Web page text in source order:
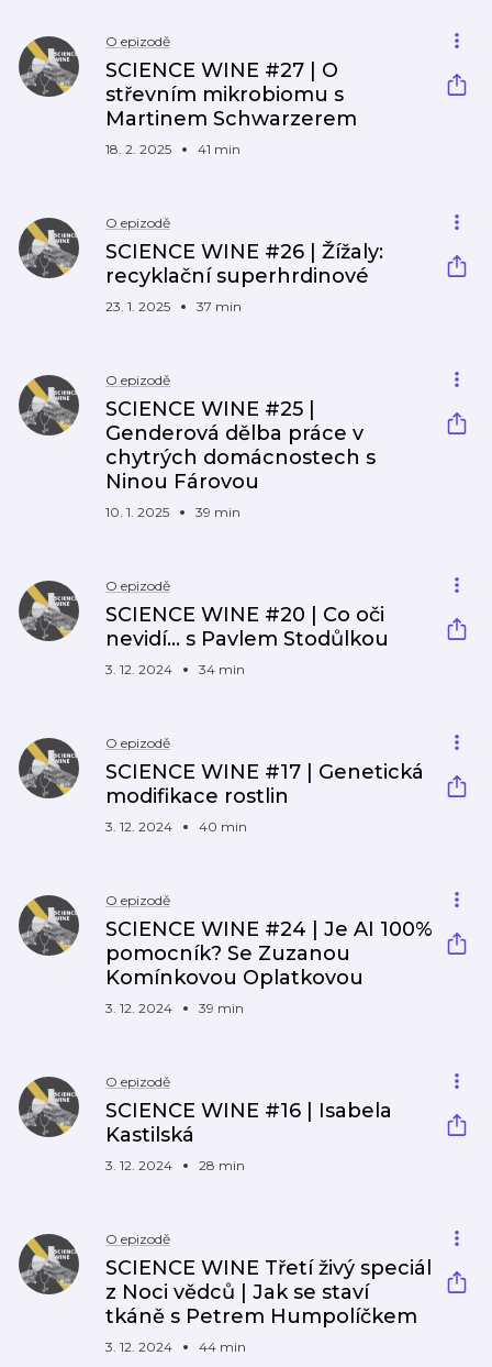
O epizodě
SCIENCE WINE #27 | O
střevním mikrobiomu s
Martinem Schwarzerem
18. 2. 2025 41 min
O epizodě
SCIENCE WINE #26 | Žížaly:
recyklační superhrdinové
23. 1. 2025 37 min
O epizodě
SCIENCE WINE #25 |
Genderová dělba práce v
chytrých domácnostech s
Ninou Fárovou
10. 1. 2025 39 min
O epizodě
SCIENCE WINE #20 | Co oči
nevidí… s Pavlem Stodůlkou
3. 12. 2024 34 min
O epizodě
SCIENCE WINE #17 | Genetická
modifikace rostlin
3. 12. 2024 40 min
O epizodě
SCIENCE WINE #24 | Je AI 100%
pomocník? Se Zuzanou
Komínkovou Oplatkovou
3. 12. 2024 39 min
O epizodě
SCIENCE WINE #16 | Isabela
Kastilská
3. 12. 2024 28 min
O epizodě
SCIENCE WINE Třetí živý speciál
z Noci vědců | Jak se staví
tkáně s Petrem Humpolíčkem
3. 12. 2024 44 min